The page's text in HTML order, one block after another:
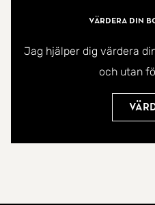
I den låga
av gemensamma
utomhusbelysning, snö-
Värdera din
Jag hjälper dig värdera
och utan